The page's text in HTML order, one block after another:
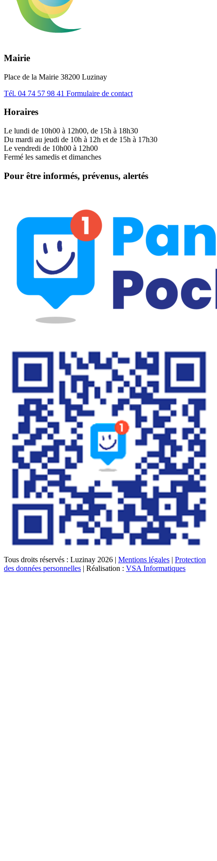
Mairie
Place de la Mairie 38200 Luzinay
Tél. 04 74 57 98 41 Formulaire de contact
Horaires
Le lundi de 10h00 à 12h00, de 15h à 18h30
Du mardi au jeudi de 10h à 12h et de 15h à 17h30
Le vendredi de 10h00 à 12h00
Fermé les samedis et dimanches
Pour être informés, prévenus, alertés
Tous droits réservés : Luzinay 2026 | Mentions légales | Protection
des données personnelles | Réalisation : VSA Informatiques